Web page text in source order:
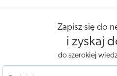
Zapisz się do
i zyskaj
do szerokiej